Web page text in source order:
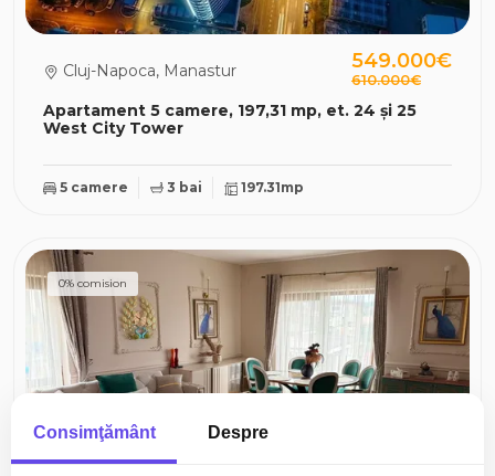
Apartament 5 camere, 197,31 mp, et. 24 și 25
West City Tower
Cluj-Napoca, Manastur 549.000€
610.000€
5 camere 3 bai 197.31mp
0% comision
Consimţământ Despre